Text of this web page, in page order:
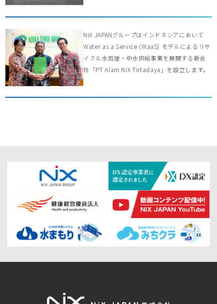
NiX JAPANグループはインドネシアにおいて
Water as a Service (WaaS) モデルによるリサ
イクル水処理・中水供給事業を展開する新会
社「PT Alam NiX Tirtadaya」を設立します。